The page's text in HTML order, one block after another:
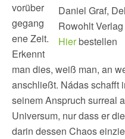
Daniel Graf,
Rowohlt
Hierbestellen
vorüber
gegang
ene Zeit.
Erkennt
man dies, weiß man, an
anschließt. Nádas schafft
seinem Anspruch surreal
Universum, nur dass er
darin dessen Chaos